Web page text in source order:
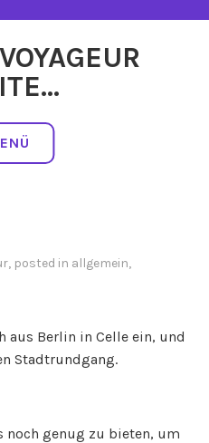
, posted in allgemein,
aus Berlin in Celle ein, und
Stadtrundgang.
noch genug zu bieten, um